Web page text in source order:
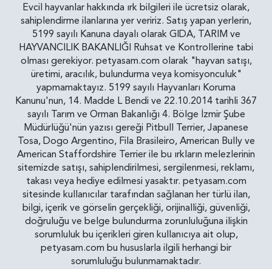
Evcil hayvanlar hakkında ırk bilgileri ile ücretsiz olarak,
sahiplendirme ilanlarına yer veririz. Satış yapan yerlerin,
5199 sayılı Kanuna dayalı olarak GIDA, TARIM ve
HAYVANCILIK BAKANLIĞI Ruhsat ve Kontrollerine tabi
olması gerekiyor. petyasam.com olarak "hayvan satışı,
üretimi, aracılık, bulundurma veya komisyonculuk"
yapmamaktayız. 5199 sayılı Hayvanları Koruma
Kanunu'nun, 14. Madde L Bendi ve 22.10.2014 tarihli 367
sayılı Tarım ve Orman Bakanlığı 4. Bölge İzmir Şube
Müdürlüğü'nün yazısı gereği Pitbull Terrier, Japanese
Tosa, Dogo Argentino, Fila Brasileiro, American Bully ve
American Staffordshire Terrier ile bu ırkların melezlerinin
sitemizde satışı, sahiplendirilmesi, sergilenmesi, reklamı,
takası veya hediye edilmesi yasaktır. petyasam.com
sitesinde kullanıcılar tarafından sağlanan her türlü ilan,
bilgi, içerik ve görselin gerçekliği, orijinalliği, güvenliği,
doğruluğu ve belge bulundurma zorunluluğuna ilişkin
sorumluluk bu içerikleri giren kullanıcıya ait olup,
petyasam.com bu hususlarla ilgili herhangi bir
sorumluluğu bulunmamaktadır.